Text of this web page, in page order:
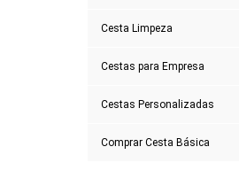
Cesta Limpeza
Cestas para Empresa
Cestas Personalizadas
Comprar Cesta Básica